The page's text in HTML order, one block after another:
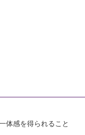
体感を得られること